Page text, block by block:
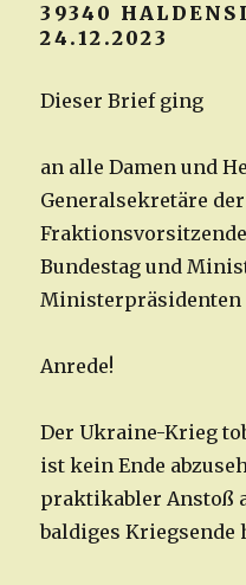
39340
24.12.2023
Dieser Brief ging
an alle Damen und
Generalsekretäre
Bundestag und
Ministerpräsidenten
Anrede!
Der Ukraine-Krieg
ist kein Ende
praktikabler Anstoß
baldiges